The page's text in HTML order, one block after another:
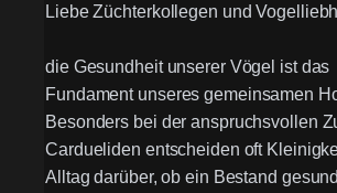
Liebe Züchterkollegen und
die Gesundheit unserer Vögel ist das
Fundament unseres gemeinsamen
Besonders bei der anspruchsvollen
Cardueliden entscheiden oft
Alltag darüber, ob ein Bestand